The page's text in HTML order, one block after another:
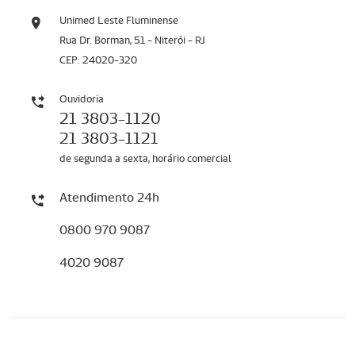
Unimed Leste Fluminense
Rua Dr. Borman, 51 - Niterói - RJ
CEP: 24020-320
Ouvidoria
21 3803-1120
21 3803-1121
de segunda a sexta, horário comercial
Atendimento 24h
0800 970 9087
4020 9087